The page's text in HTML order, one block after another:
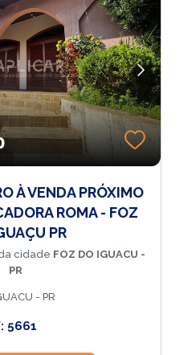
À VENDA PRÓXIMO
ROMA - FOZ
PR
cidade FOZ DO IGUACU -
PR
- PR
5661